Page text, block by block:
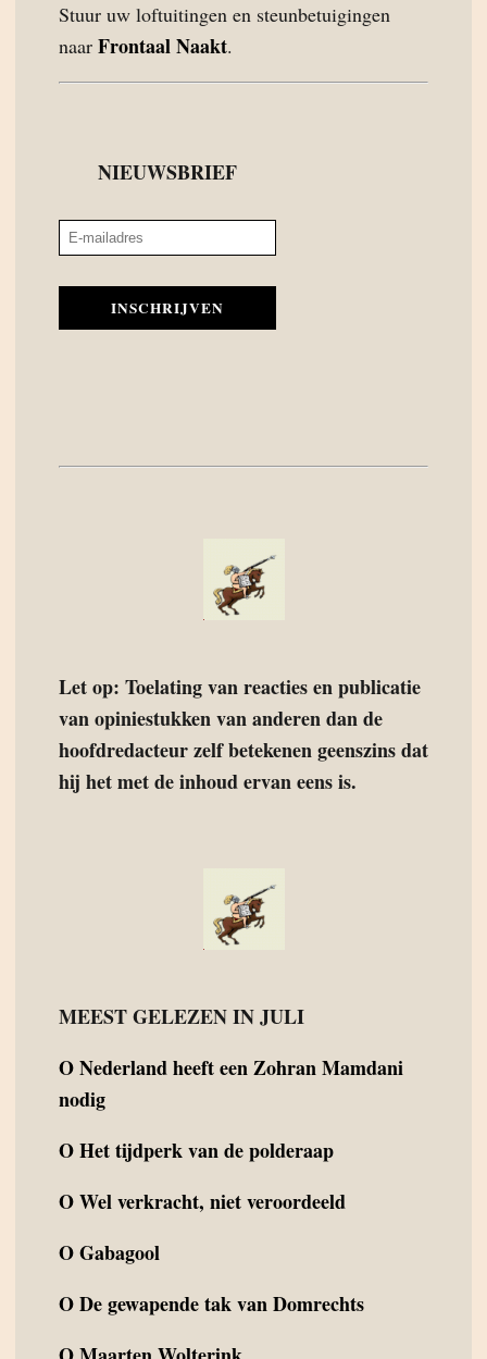
Stuur uw loftuitingen en steunbetuigingen
naar Frontaal Naakt.
NIEUWSBRIEF
INSCHRIJVEN
Let op: Toelating van reacties en publicatie
van opiniestukken van anderen dan de
hoofdredacteur zelf betekenen geenszins dat
hij het met de inhoud ervan eens is.
MEEST GELEZEN IN JULI
ONederland heeft een Zohran Mamdani
nodig
OHet tijdperk van de polderaap
OWel verkracht, niet veroordeeld
OGabagool
ODe gewapende tak van Domrechts